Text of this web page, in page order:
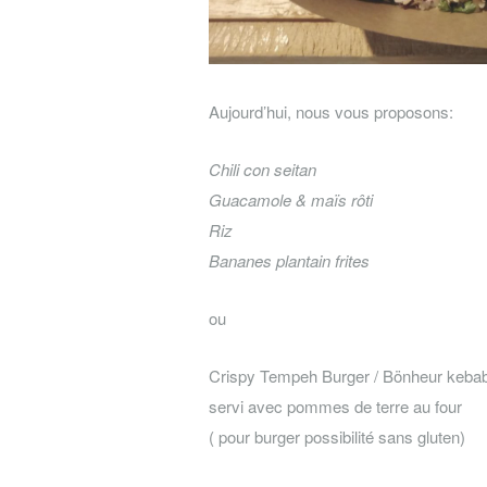
Aujourd’hui, nous vous proposons:
Chili con seitan
Guacamole & maïs rôti
Riz
Bananes plantain frites
ou
Crispy Tempeh Burger / Bönheur
servi avec pommes de terre au four
( pour burger possibilité sans gluten)